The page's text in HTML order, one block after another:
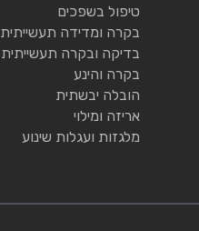
טיפול בשפכים
בקרה ומדידה תעשייתית
בדיקה ובקרה תעשייתית
בקרה והינע
הובלה יבשתית
אריזה ומילוי
מלגזות ועגלות שינוע